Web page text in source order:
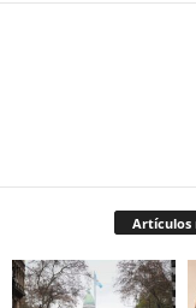
Artículos